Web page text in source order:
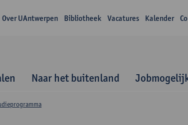
Over UAntwerpen Bibliotheek Vacatures Kalender
Naar het buitenland